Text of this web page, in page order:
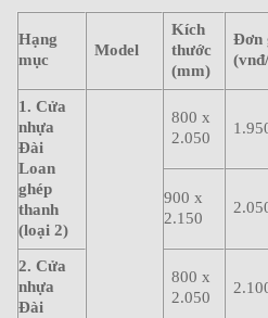
Hạng
mục
Model
Kích
thước
(mm)
Đơn
1. Cửa
nhựa
Đài
Loan
ghép
thanh
(loại 2)
800 x
2.050
900 x
2.150
2. Cửa
nhựa
Đài
800 x
2.050